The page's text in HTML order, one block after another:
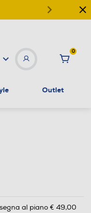
0
Outlet
al piano € 49,00